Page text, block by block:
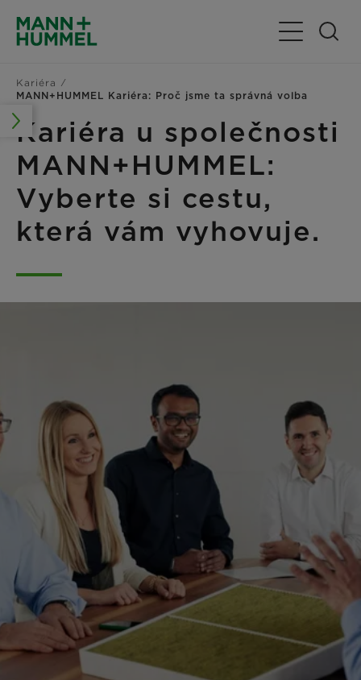
Přepnout
Kariéra
MANN+HUMMEL Kariéra: Proč jsme ta správná volba
Kariéra u společnosti
MANN+HUMMEL:
Vyberte si cestu,
která vám vyhovuje.